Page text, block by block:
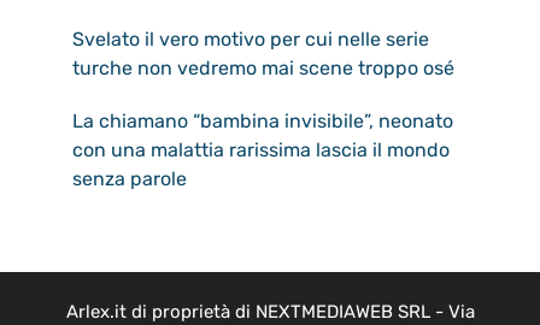
Svelato il vero motivo per cui nelle serie
turche non vedremo mai scene troppo osé
La chiamano “bambina invisibile”, neonato
con una malattia rarissima lascia il mondo
senza parole
Arlex.it di proprietà di NEXTMEDIAWEB SRL - Via